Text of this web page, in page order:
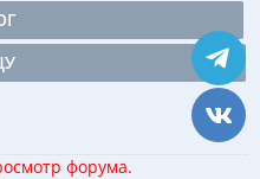
форума.